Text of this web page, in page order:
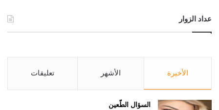
عداد الزوار
الأخيرة الأشهر تعليقات
السؤال الطّعين